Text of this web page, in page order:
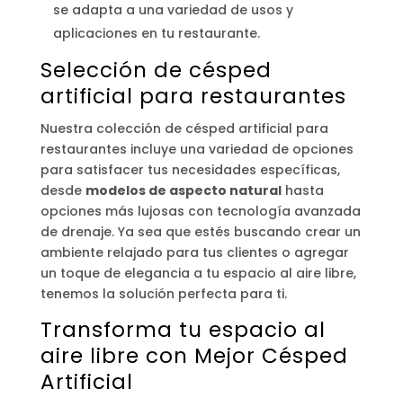
se adapta a una variedad de usos y
aplicaciones en tu restaurante.
Selección de césped
artificial para restaurantes
Nuestra colección de césped artificial para
restaurantes incluye una variedad de opciones
para satisfacer tus necesidades específicas,
desde modelos de aspecto naturalhasta
opciones más lujosas con tecnología avanzada
de drenaje. Ya sea que estés buscando crear un
ambiente relajado para tus clientes o agregar
un toque de elegancia a tu espacio al aire libre,
tenemos la solución perfecta para ti.
Transforma tu espacio al
aire libre con Mejor Césped
Artificial